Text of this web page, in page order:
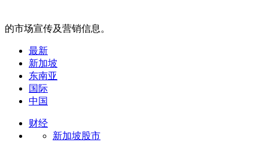
的市场宣传及营销信息。
最新
新加坡
东南亚
国际
中国
财经
新加坡股市